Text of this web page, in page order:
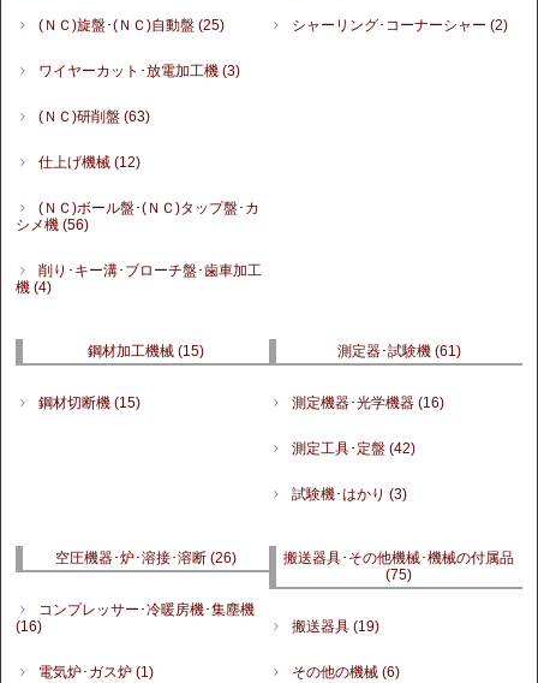
(ＮＣ)旋盤･(ＮＣ)自動盤(25)
ワイヤーカット･放電加工機(3)
(ＮＣ)研削盤(63)
仕上げ機械(12)
(ＮＣ)ボール盤･(ＮＣ)タップ盤･カ
シメ機(56)
削り･キー溝･ブローチ盤･歯車加工
機(4)
シャーリング･コーナーシャー (2)
鋼材加工機械(15)
鋼材切断機(15)
測定器･試験機 (61)
測定機器･光学機器 (16)
測定工具･定盤 (42)
試験機･はかり (3)
空圧機器･炉･溶接･溶断(26)
コンプレッサー･冷暖房機･集塵機
(16)
電気炉･ガス炉(1)
搬送器具･その他機械･機械の付属品
(75)
搬送器具 (19)
その他の機械 (6)